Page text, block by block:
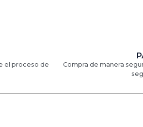
el proceso de
Compra de manera